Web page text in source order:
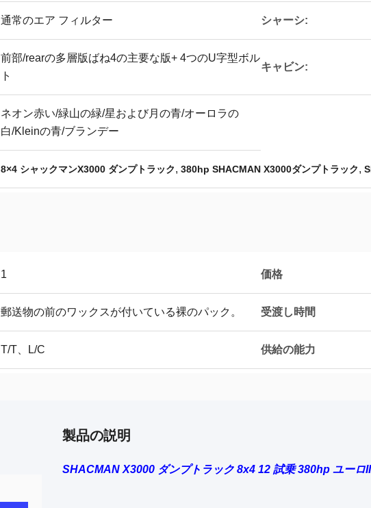
通常のエア フィルター シャーシ:
前部/rearの多層版ばね4の主要な版+ 4つのU字型ボル
ト
キャビン:
ネオン赤い/緑山の緑/星および月の青/オーロラの
白/Kleinの青/ブランデー
8×4 シャックマンX3000 ダンプトラック, 380hp SHACMAN X3000ダンプトラック,
1 価格
郵送物の前のワックスが付いている裸のパック。 受渡し時間
T/T、L/C 供給の能力
製品の説明
SHACMAN X3000 ダンプトラック 8x4 12 試乗 380hp ユーロ